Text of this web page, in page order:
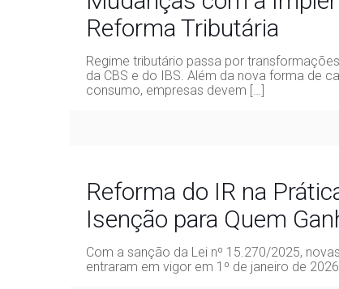
Reforma Tributária
Regime tributário passa por
da CBS e do IBS. Além da nova forma de
consumo, empresas devem […]
Reforma do IR na
Isenção para Quem
Com a sanção da Lei nº 15.270/2025,
entraram em vigor em 1º de janeiro de